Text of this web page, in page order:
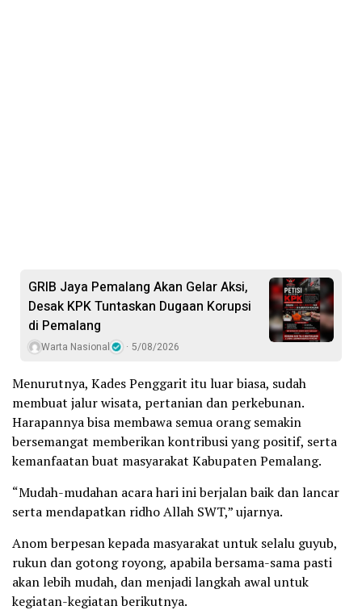
GRIB Jaya Pemalang Akan Gelar Aksi,
Desak KPK Tuntaskan Dugaan Korupsi
di Pemalang
Warta Nasional 5/08/2026
Menurutnya, Kades Penggarit itu luar biasa, sudah
membuat jalur wisata, pertanian dan perkebunan.
Harapannya bisa membawa semua orang semakin
bersemangat memberikan kontribusi yang positif, serta
kemanfaatan buat masyarakat Kabupaten Pemalang.
“Mudah-mudahan acara hari ini berjalan baik dan lancar
serta mendapatkan ridho Allah SWT,” ujarnya.
Anom berpesan kepada masyarakat untuk selalu guyub,
rukun dan gotong royong, apabila bersama-sama pasti
akan lebih mudah, dan menjadi langkah awal untuk
kegiatan-kegiatan berikutnya.